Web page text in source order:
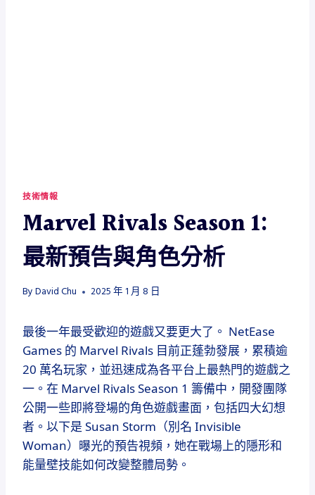
技術情報
Marvel Rivals Season 1:
最新預告與角色分析
By David Chu 2025 年 1 月 8 日
最後一年最受歡迎的遊戲又要更大了。 NetEase
Games 的 Marvel Rivals 目前正蓬勃發展，累積逾
20 萬名玩家，並迅速成為各平台上最熱門的遊戲之
一。在 Marvel Rivals Season 1 籌備中，開發團隊
公開一些即將登場的角色遊戲畫面，包括四大幻想
者。以下是 Susan Storm（別名 Invisible
Woman）曝光的預告視頻，她在戰場上的隱形和
能量壁技能如何改變整體局勢。